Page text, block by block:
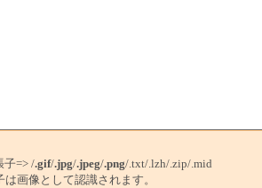
子=> /.gif/.jpg/.jpeg/.png/.txt/.lzh/.zip/.mid
は画像として認識されます。